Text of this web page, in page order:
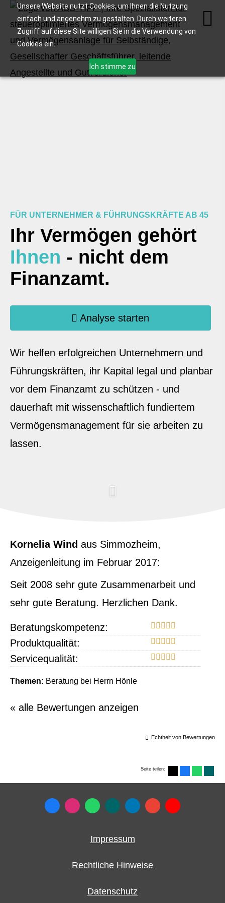
Unsere Website nutzt Cookies, um Ihnen die Nutzung
einfach und angenehm zu gestalten. Durch weiteren
Zugriff auf diese Site willigen Sie in die Verwendung von
Cookies ein.
Ich stimme zu
FÜR UNTERNEHMER & FÜHRUNGSKRÄFTE AB 45
Ihr Vermögen gehört
Ihnen - nicht dem
Finanzamt.
Analyse starten
Wir helfen erfolgreichen Unternehmern und
Führungskräften, ihr Kapital legal und planbar
vor dem Finanzamt zu schützen - und
dauerhaft mit wissenschaftlich fundiertem
Vermögensmanagement für sie arbeiten zu
lassen.
Kornelia Wind aus Simmozheim,
Anzeigenleitung im Februar 2017:
Seit 2008 sehr gute Zusammenarbeit und
sehr gute Beratung. Herzlichen Dank.
Beratungskompetenz:
Produktqualität:
Servicequalität:
Themen: Beratung bei Herrn Hönle
« alle Bewertungen anzeigen
Echtheit von Bewertungen
Seite teilen:
Impressum
Rechtliche Hinweise
Datenschutz